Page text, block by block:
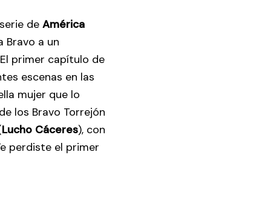
de América
Bravo a un
primer capítulo de
escenas en las
mujer que lo
los Bravo Torrejón
Lucho Cáceres), con
perdiste el primer